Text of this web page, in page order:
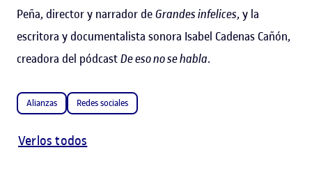
Peña, director y narrador deGrandes infelices, y la
escritora y documentalista sonora Isabel Cadenas Cañón,
creadora del pódcastDe eso no se habla.
Alianzas Redes sociales
Verlos todos